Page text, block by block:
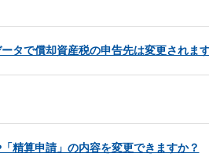
タで償却資産税の申告先は変更されま
精算申請」の内容を変更できますか？